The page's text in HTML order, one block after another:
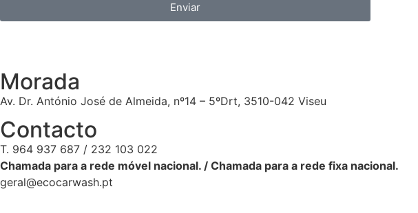
Enviar
Morada
Av. Dr. António José de Almeida, nº14 – 5ºDrt, 3510-042 Viseu
Contacto
T. 964 937 687 / 232 103 022
Chamada para a rede móvel nacional. / Chamada para a rede fixa nacional.
geral@ecocarwash.pt